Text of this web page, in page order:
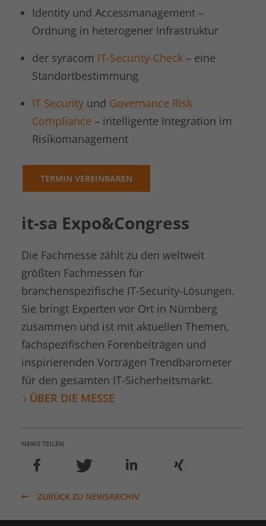
Identity und Accessmanagement –
Ordnung in heterogener Infrastruktur
der syracom IT-Security-Check– eine
Standortbestimmung
IT Securityund Governance Risk
Compliance – intelligente Integration im
Risikomanagement
TERMIN VEREINBAREN
it-sa Expo&Congress
Die Fachmesse zählt zu den weltweit
größten Fachmessen für
branchenspezifische IT-Security-Lösungen.
Sie bringt Experten vor Ort in Nürnberg
zusammen und ist mit aktuellen Themen,
fachspezifischen Forenbeiträgen und
inspirierenden Vorträgen Trendbarometer
für den gesamten IT-Sicherheitsmarkt.
ÜBER DIE MESSE
NEWS TEILEN
ZURÜCK ZU NEWSARCHIV
Laufzeit 1 Tag
LinkedIn setzt das lidc-Cookie, um die
erleichtern.
kununu
Anbieter kununu.com
Session
Dieses Cookie wird von der
kununu_country_ip
Anbieter kununu.com
Laufzeit 1 Tag
Zweck
Dieses Cookie wird von der
Bewertungsplattform kununu.com
verwendet, um landesspezifische IPs zu
Name kununu_country
Laufzeit
Dieses Cookie wird von der
statistische Daten verwendet.